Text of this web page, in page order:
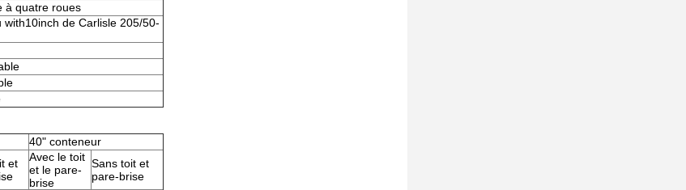
à quatre roues
with10inch de Carlisle 205/50-
40" conteneur
et
Avec le toit
et le pare-
brise
Sans toit et
pare-brise